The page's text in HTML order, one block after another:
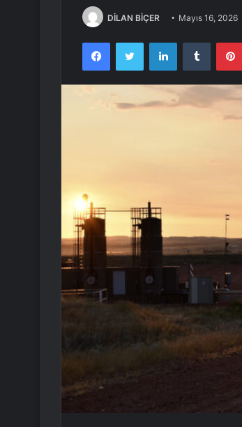
DİLAN BİÇER Mayıs 16, 2026
FacebookTwitter LinkedInTumblr